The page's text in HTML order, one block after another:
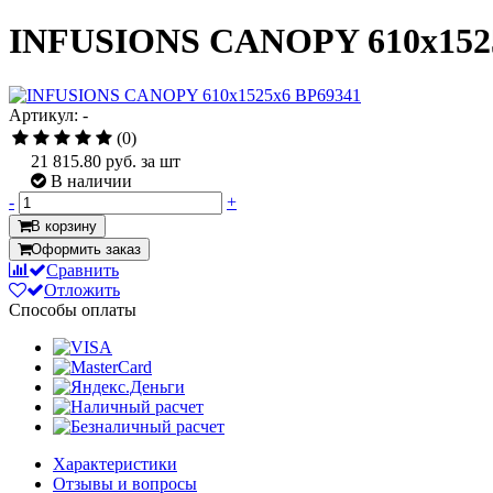
INFUSIONS CANOPY
Артикул: -
(0)
21 815.80 руб. за шт
В наличии
-
+
В корзину
Оформить заказ
Сравнить
Отложить
Способы оплаты
Характеристики
Отзывы и вопросы